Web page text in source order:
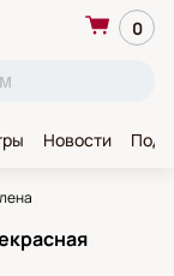
0
Новости